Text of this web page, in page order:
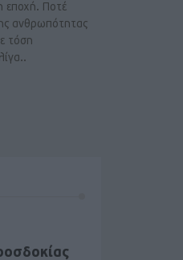
εποχή. Ποτέ
ανθρωπότητας
τόση